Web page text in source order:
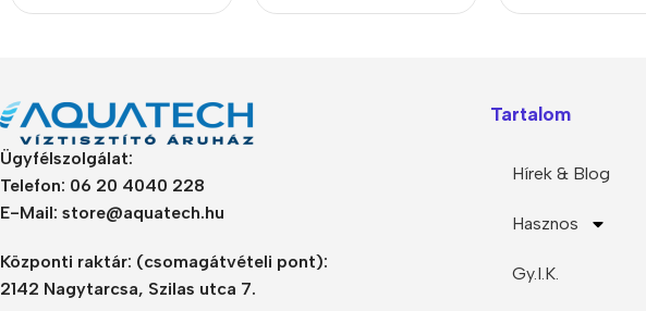
Ügyfélszolgálat:
Telefon: 06 20 4040 228
E-Mail: store@aquatech.hu
Központi raktár: (csomagátvételi pont):
2142 Nagytarcsa, Szilas utca 7.
Tartalom
Hírek & Blog
Hasznos
Gy.I.K.